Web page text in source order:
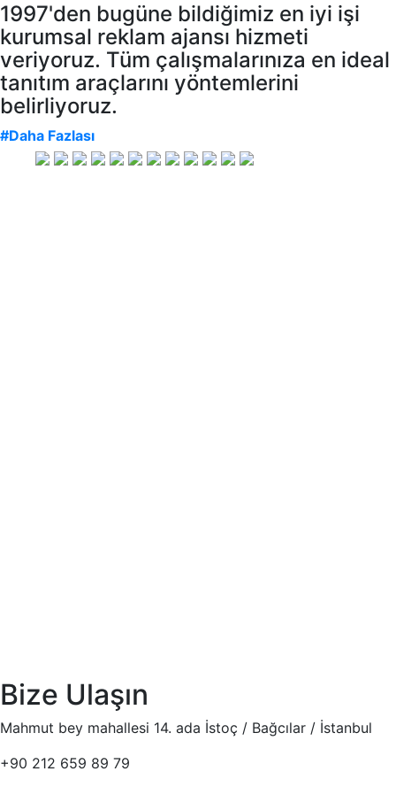
1997'den bugüne bildiğimiz en iyi işi
kurumsal reklam ajansı hizmeti
veriyoruz. Tüm çalışmalarınıza en ideal
tanıtım araçlarını yöntemlerini
belirliyoruz.
#Daha Fazlası
Bize Ulaşın
Mahmut bey mahallesi 14. ada İstoç / Bağcılar / İstanbul
+90 212 659 89 79